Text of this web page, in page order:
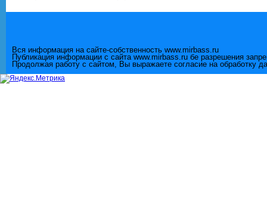
Вся информация на сайте-собственность www.mirbass.ru
Публикация информации с сайта www.mirbass.ru бе разрешения
Продолжая работу с сайтом, Вы выражаете согласие на обработку